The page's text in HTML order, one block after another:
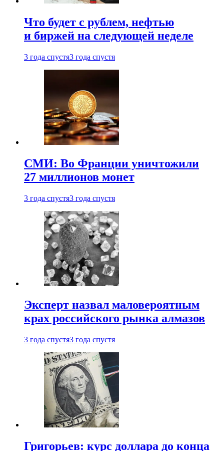
Что будет с рублем, нефтью
и биржей на следующей неделе
3 года спустя3 года спустя
СМИ: Во Франции уничтожили
27 миллионов монет
3 года спустя3 года спустя
Эксперт назвал маловероятным
крах российского рынка алмазов
3 года спустя3 года спустя
Григорьев: курс доллара до конца